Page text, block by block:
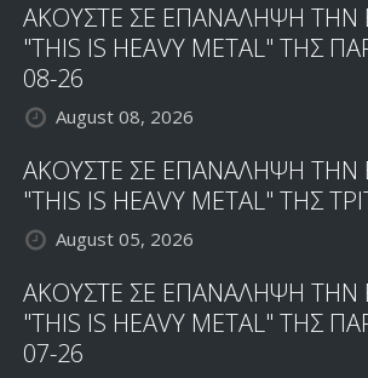
ΑΚΟΥΣΤΕ ΣΕ ΕΠΑΝΑΛΗΨΗ
"THIS IS HEAVY METAL" ΤΗΣ
08-26
August 08, 2026
ΑΚΟΥΣΤΕ ΣΕ ΕΠΑΝΑΛΗΨΗ
"THIS IS HEAVY METAL" ΤΗΣ
August 05, 2026
ΑΚΟΥΣΤΕ ΣΕ ΕΠΑΝΑΛΗΨΗ
"THIS IS HEAVY METAL" ΤΗΣ
07-26